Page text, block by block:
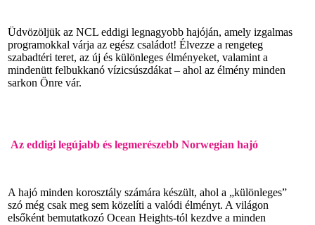
Üdvözöljük az NCL eddigi legnagyobb hajóján, amely izgalmas
programokkal várja az egész családot! Élvezze a rengeteg
szabadtéri teret, az új és különleges élményeket, valamint a
mindenütt felbukkanó vízicsúszdákat – ahol az élmény minden
sarkon Önre vár.
Az eddigi legújabb és legmerészebb Norwegian hajó
A hajó minden korosztály számára készült, ahol a „különleges”
szó még csak meg sem közelíti a valódi élményt. A világon
elsőként bemutatkozó Ocean Heights-tól kezdve a minden